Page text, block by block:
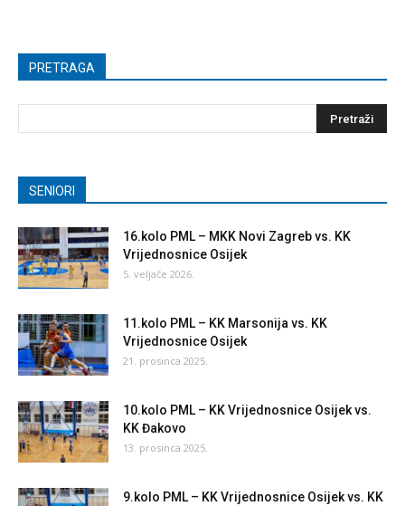
PRETRAGA
SENIORI
16.kolo PML – MKK Novi Zagreb vs. KK
Vrijednosnice Osijek
5. veljače 2026.
11.kolo PML – KK Marsonija vs. KK
Vrijednosnice Osijek
21. prosinca 2025.
10.kolo PML – KK Vrijednosnice Osijek vs.
KK Đakovo
13. prosinca 2025.
9.kolo PML – KK Vrijednosnice Osijek vs. KK